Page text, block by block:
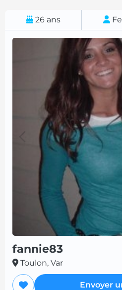
26 ans
fannie83
Toulon, Var
Envoyer